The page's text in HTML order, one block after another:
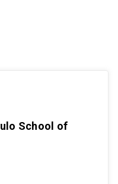
School of